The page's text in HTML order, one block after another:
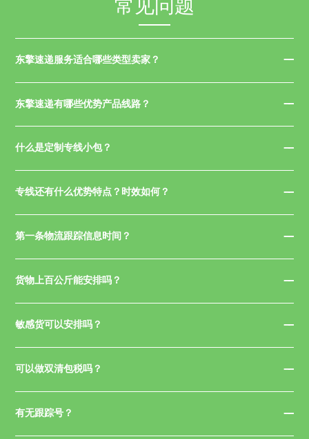
常见问题
东擎速递服务适合哪些类型卖家？
东擎速递有哪些优势产品线路？
什么是定制专线小包？
专线还有什么优势特点？时效如何？
第一条物流跟踪信息时间？
货物上百公斤能安排吗？
敏感货可以安排吗？
可以做双清包税吗？
有无跟踪号？